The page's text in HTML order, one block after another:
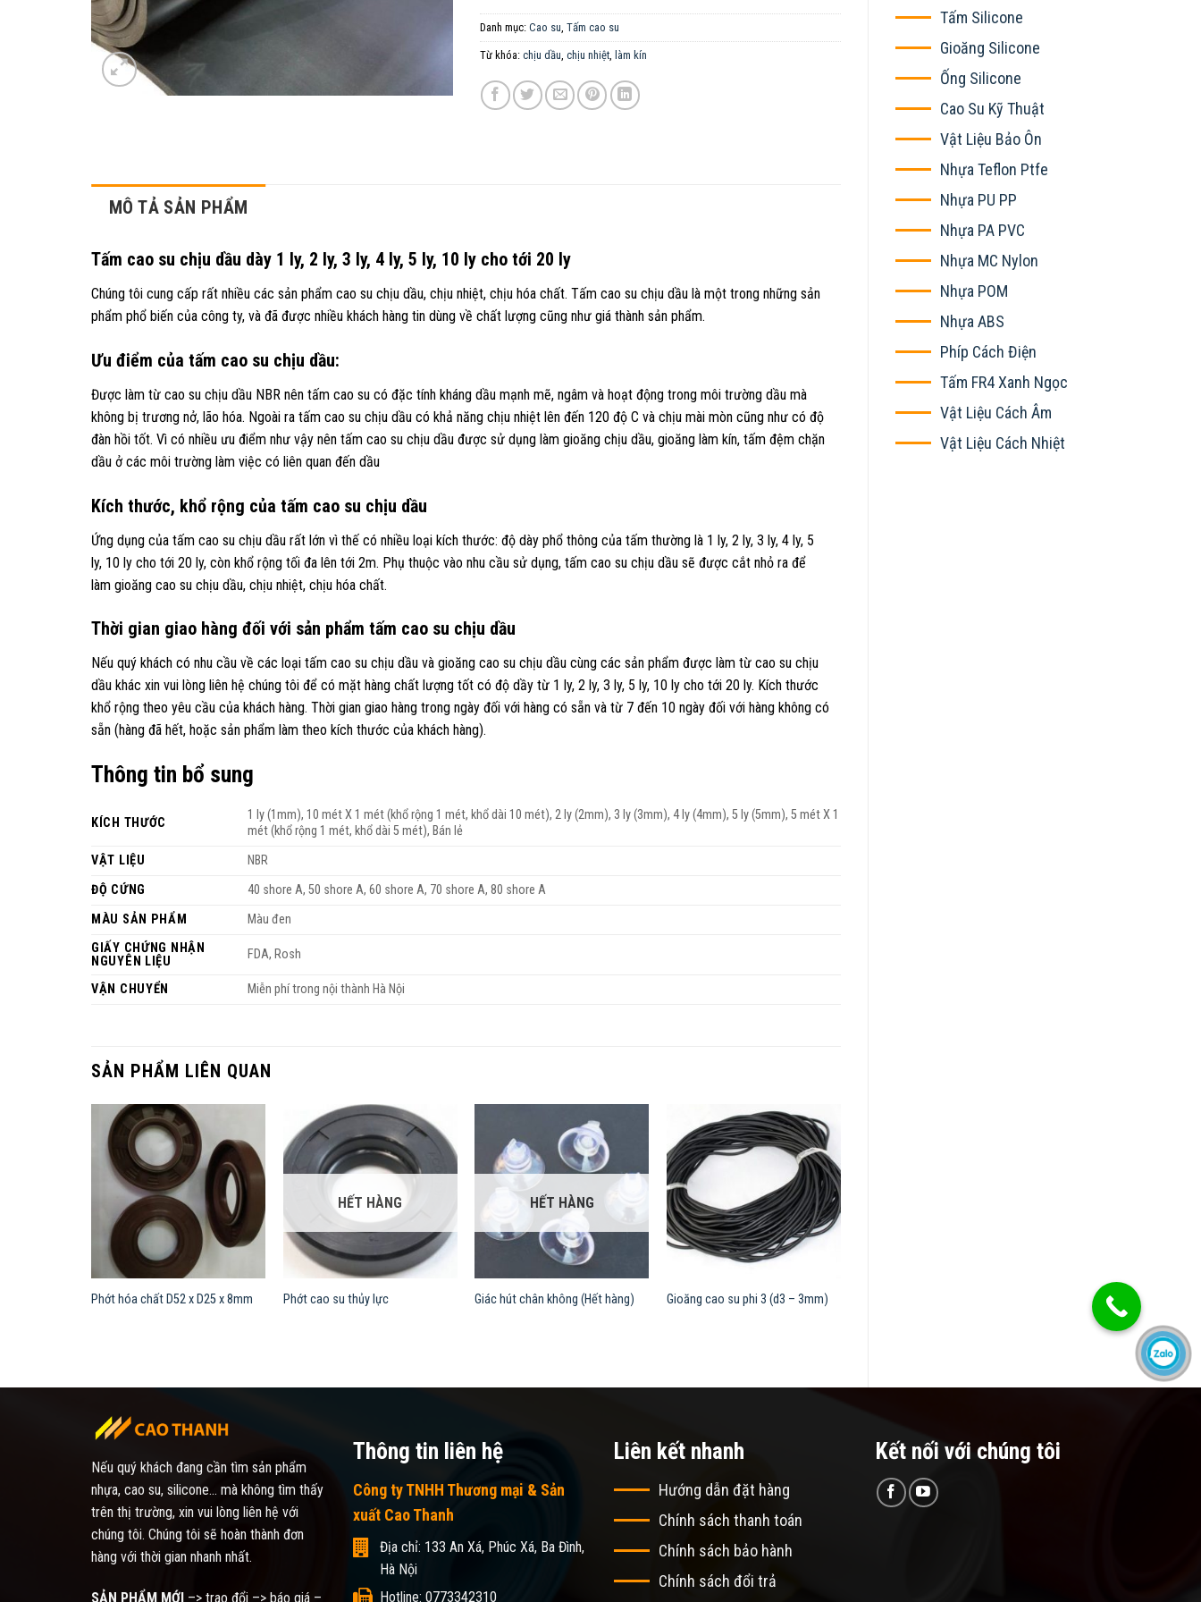
Tấm Silicone
Gioăng Silicone
Ống Silicone
Cao Su Kỹ Thuật
Vật Liệu Bảo Ôn
Nhựa Teflon Ptfe
Nhựa PU PP
Nhựa PA PVC
Nhựa MC Nylon
Nhựa POM
Nhựa ABS
Phíp Cách Điện
Tấm FR4 Xanh Ngọc
Vật Liệu Cách Âm
Vật Liệu Cách Nhiệt
Danh mục: Cao su, Tấm cao su
Từ khóa: chịu dầu, chịu nhiệt, làm kín
MÔ TẢ SẢN PHẨM
Tấm cao su chịu dầu dày 1 ly, 2 ly, 3 ly, 4 ly, 5 ly, 10 ly cho tới 20 ly
Chúng tôi cung cấp rất nhiều các sản phẩm cao su chịu dầu, chịu nhiệt, chịu hóa chất. Tấm cao su chịu dầu là một trong những sản
phẩm phổ biến của công ty, và đã được nhiều khách hàng tin dùng về chất lượng cũng như giá thành sản phẩm.
Ưu điểm của tấm cao su chịu dầu:
Được làm từ cao su chịu dầu NBR nên tấm cao su có đặc tính kháng dầu mạnh mẽ, ngâm và hoạt động trong môi trường dầu mà
không bị trương nở, lão hóa. Ngoài ra tấm cao su chịu dầu có khả năng chịu nhiệt lên đến 120 độ C và chịu mài mòn cũng như có độ
đàn hồi tốt. Vì có nhiều ưu điểm như vậy nên tấm cao su chịu dầu được sử dụng làm gioăng chịu dầu, gioăng làm kín, tấm đệm chặn
dầu ở các môi trường làm việc có liên quan đến dầu
Kích thước, khổ rộng của tấm cao su chịu dầu
Ứng dụng của tấm cao su chịu dầu rất lớn vì thế có nhiều loại kích thước: độ dày phổ thông của tấm thường là 1 ly, 2 ly, 3 ly, 4 ly, 5
ly, 10 ly cho tới 20 ly, còn khổ rộng tối đa lên tới 2m. Phụ thuộc vào nhu cầu sử dụng, tấm cao su chịu dầu sẽ được cắt nhỏ ra để
làm gioăng cao su chịu dầu, chịu nhiệt, chịu hóa chất.
Thời gian giao hàng đối với sản phẩm tấm cao su chịu dầu
Nếu quý khách có nhu cầu về các loại tấm cao su chịu dầu và gioăng cao su chịu dầu cùng các sản phẩm được làm từ cao su chịu
dầu khác xin vui lòng liên hệ chúng tôi để có mặt hàng chất lượng tốt có độ dầy từ 1 ly, 2 ly, 3 ly, 5 ly, 10 ly cho tới 20 ly. Kích thước
khổ rộng theo yêu cầu của khách hàng. Thời gian giao hàng trong ngày đối với hàng có sẵn và từ 7 đến 10 ngày đối với hàng không có
sẵn (hàng đã hết, hoặc sản phẩm làm theo kích thước của khách hàng).
Thông tin bổ sung
KÍCH THƯỚC
1 ly (1mm), 10 mét X 1 mét (khổ rộng 1 mét, khổ dài 10 mét), 2 ly (2mm), 3 ly (3mm), 4 ly (4mm), 5 ly (5mm), 5 mét X 1
mét (khổ rộng 1 mét, khổ dài 5 mét), Bán lẻ
VẬT LIỆU
NBR
ĐỘ CỨNG
40 shore A, 50 shore A, 60 shore A, 70 shore A, 80 shore A
MÀU SẢN PHẨM
Màu đen
GIẤY CHỨNG NHẬN
NGUYÊN LIỆU
FDA, Rosh
VẬN CHUYỂN Miễn phí trong nội thành Hà Nội
SẢN PHẨM LIÊN QUAN
Phớt hóa chất D52 x D25 x 8mm
HẾT HÀNG
Phớt cao su thủy lực
HẾT HÀNG
Giác hút chân không (Hết hàng) Gioăng cao su phi 3 (d3 – 3mm)
Nếu quý khách đang cần tìm sản phẩm
nhựa, cao su, silicone... mà không tìm thấy
trên thị trường, xin vui lòng liên hệ với
chúng tôi. Chúng tôi sẽ hoàn thành đơn
hàng với thời gian nhanh nhất.
SẢN PHẨM MỚI –> trao đổi –> báo giá –
Thông tin liên hệ
Công ty TNHH Thương mại & Sản
xuất Cao Thanh
Địa chỉ: 133 An Xá, Phúc Xá, Ba Đình,
Hà Nội
Hotline: 0773342310
Liên kết nhanh
Hướng dẫn đặt hàng
Chính sách thanh toán
Chính sách bảo hành
Chính sách đổi trả
Kết nối với chúng tôi